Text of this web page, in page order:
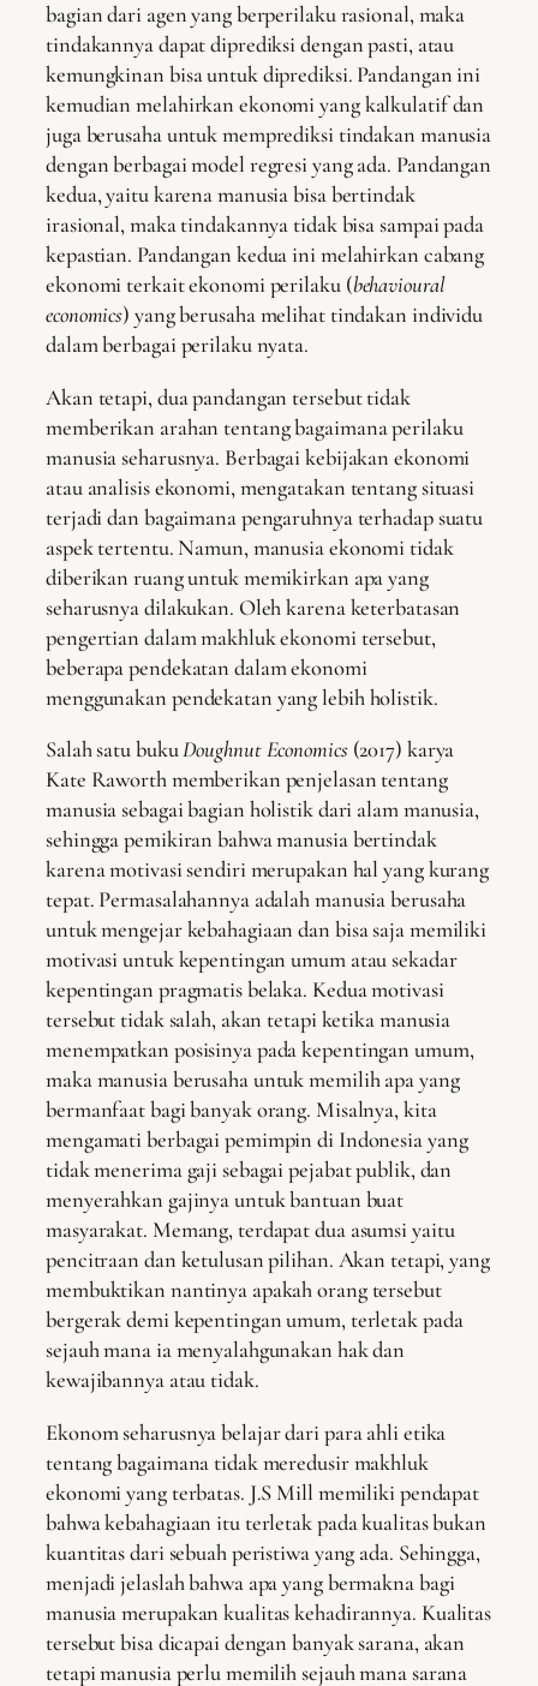
bagian dari agen yang berperilaku rasional, maka
tindakannya dapat diprediksi dengan pasti, atau
kemungkinan bisa untuk diprediksi. Pandangan ini
kemudian melahirkan ekonomi yang kalkulatif dan
juga berusaha untuk memprediksi tindakan manusia
dengan berbagai model regresi yang ada. Pandangan
kedua, yaitu karena manusia bisa bertindak
irasional, maka tindakannya tidak bisa sampai pada
kepastian. Pandangan kedua ini melahirkan cabang
ekonomi terkait ekonomi perilaku (behavioural
economics) yang berusaha melihat tindakan individu
dalam berbagai perilaku nyata.
Akan tetapi, dua pandangan tersebut tidak
memberikan arahan tentang bagaimana perilaku
manusia seharusnya. Berbagai kebijakan ekonomi
atau analisis ekonomi, mengatakan tentang situasi
terjadi dan bagaimana pengaruhnya terhadap suatu
aspek tertentu. Namun, manusia ekonomi tidak
diberikan ruang untuk memikirkan apa yang
seharusnya dilakukan. Oleh karena keterbatasan
pengertian dalam makhluk ekonomi tersebut,
beberapa pendekatan dalam ekonomi
menggunakan pendekatan yang lebih holistik.
Salah satu bukuDoughnut Economics (2017) karya
Kate Raworth memberikan penjelasan tentang
manusia sebagai bagian holistik dari alam manusia,
sehingga pemikiran bahwa manusia bertindak
karena motivasi sendiri merupakan hal yang kurang
tepat. Permasalahannya adalah manusia berusaha
untuk mengejar kebahagiaan dan bisa saja memiliki
motivasi untuk kepentingan umum atau sekadar
kepentingan pragmatis belaka. Kedua motivasi
tersebut tidak salah, akan tetapi ketika manusia
menempatkan posisinya pada kepentingan umum,
maka manusia berusaha untuk memilih apa yang
bermanfaat bagi banyak orang. Misalnya, kita
mengamati berbagai pemimpin di Indonesia yang
tidak menerima gaji sebagai pejabat publik, dan
menyerahkan gajinya untuk bantuan buat
masyarakat. Memang, terdapat dua asumsi yaitu
pencitraan dan ketulusan pilihan. Akan tetapi, yang
membuktikan nantinya apakah orang tersebut
bergerak demi kepentingan umum, terletak pada
sejauh mana ia menyalahgunakan hak dan
kewajibannya atau tidak.
Ekonom seharusnya belajar dari para ahli etika
tentang bagaimana tidak meredusir makhluk
ekonomi yang terbatas. J.S Mill memiliki pendapat
bahwa kebahagiaan itu terletak pada kualitas bukan
kuantitas dari sebuah peristiwa yang ada. Sehingga,
menjadi jelaslah bahwa apa yang bermakna bagi
manusia merupakan kualitas kehadirannya. Kualitas
tersebut bisa dicapai dengan banyak sarana, akan
tetapi manusia perlu memilih sejauh mana sarana